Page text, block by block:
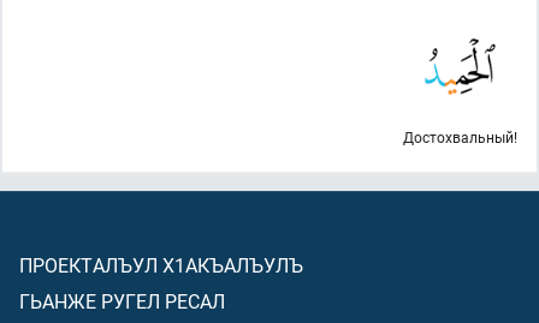
Достохвальный!
ПРОЕКТАЛЪУЛ Х1АКЪАЛЪУЛЪ
ГЬАНЖЕ РУГЕЛ РЕСАЛ